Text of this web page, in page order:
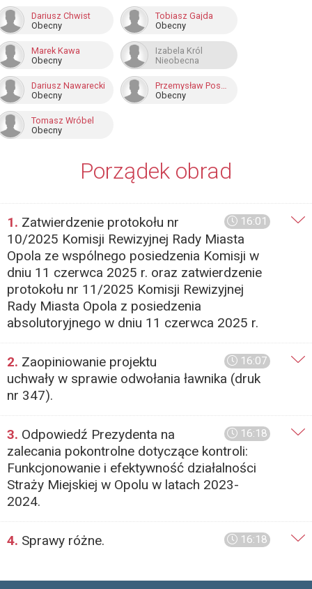
Dariusz Chwist
Obecny
Tobiasz Gajda
Obecny
Marek Kawa
Obecny
Izabela Król
Nieobecna
Dariusz Nawarecki
Obecny
Przemysław Pospieszyński
Obecny
Tomasz Wróbel
Obecny
Porządek obrad
16:01
1. Zatwierdzenie protokołu nr
10/2025 Komisji Rewizyjnej Rady Miasta
Opola ze wspólnego posiedzenia Komisji w
dniu 11 czerwca 2025 r. oraz zatwierdzenie
protokołu nr 11/2025 Komisji Rewizyjnej
Rady Miasta Opola z posiedzenia
absolutoryjnego w dniu 11 czerwca 2025 r.
16:07
2. Zaopiniowanie projektu
uchwały w sprawie odwołania ławnika (druk
nr 347).
16:18
3. Odpowiedź Prezydenta na
zalecania pokontrolne dotyczące kontroli:
Funkcjonowanie i efektywność działalności
Straży Miejskiej w Opolu w latach 2023-
2024.
16:18
4. Sprawy różne.